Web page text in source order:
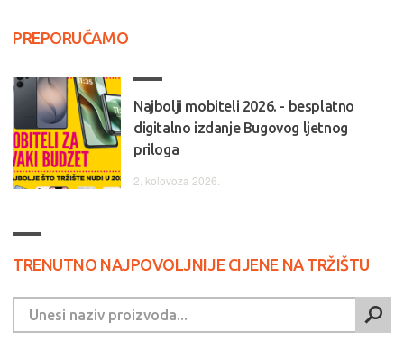
PREPORUČAMO
Najbolji mobiteli 2026. - besplatno
digitalno izdanje Bugovog ljetnog
priloga
2. kolovoza 2026.
TRENUTNO NAJPOVOLJNIJE CIJENE NA TRŽIŠTU